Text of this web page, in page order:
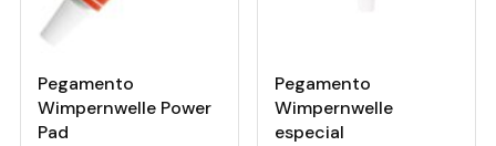
Pegamento
Wimpernwelle Power
Pad
Pegamento
Wimpernwelle
especial